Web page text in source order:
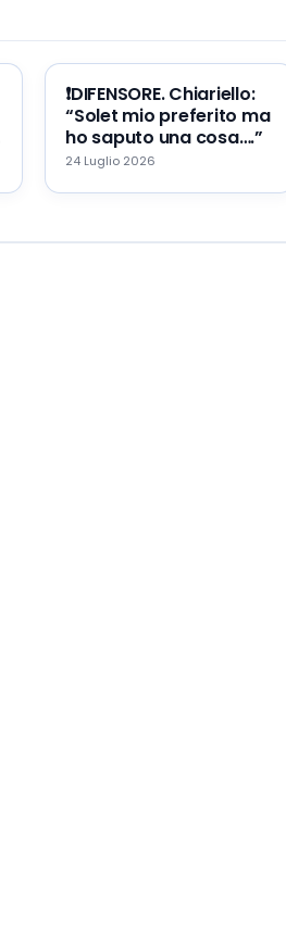
❗️DIFENSORE. Chiariello:
“Solet mio preferito ma
ho saputo una cosa….”
24 Luglio 2026